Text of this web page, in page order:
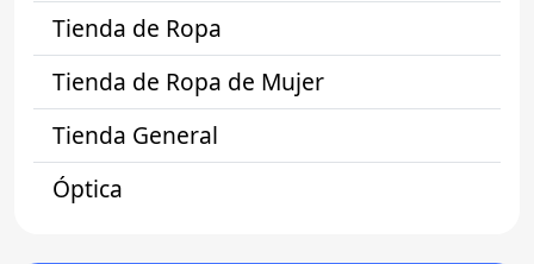
Tienda de Ropa
Tienda de Ropa de Mujer
Tienda General
Óptica